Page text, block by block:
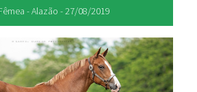
- Alazão - 27/08/2019